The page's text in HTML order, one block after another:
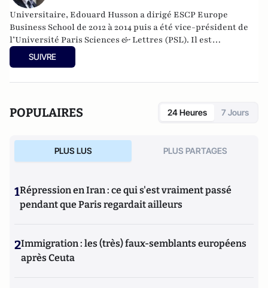
Universitaire, Edouard Husson a dirigé ESCP Europe
Business School de 2012 à 2014puis a été vice-président de
l’Université Paris Sciences & Lettres (PSL). Il est
actuellement professeur à l’Institut Franco-Allemand
d’Etudes Européennes (à l’Université de Cergy-Pontoise).
d’ouvrages et de nombreux articles sur l’histoire de
mondialisations, l’histoire de la monnaie, l’histoire du
nazisme et des autres violences de masse au XXème siècle
ou l’histoire des relations internationales et des conflits
Benjamin Disraëli.
SUIVRE
POPULAIRES 24 Heures 7 Jours
PLUS LUS PLUS PARTAGES
1Répression en Iran : ce qui s'est vraiment passé
pendant que Paris regardait ailleurs
2Immigration : les (très) faux-semblants européens
après Ceuta